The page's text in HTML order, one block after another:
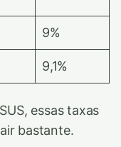
9%
9,1%
essas taxas
bastante.